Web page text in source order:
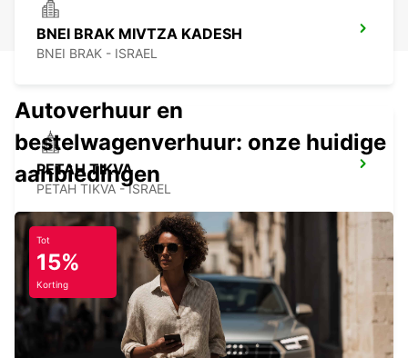
BNEI BRAK MIVTZA KADESH
BNEI BRAK - ISRAEL
PETAH TIKVA
PETAH TIKVA - ISRAEL
TEL AVIV HAYARKON
TEL AVIV - ISRAEL
Autoverhuur en
bestelwagenverhuur: onze huidige
aanbiedingen
Tot
15%
Korting